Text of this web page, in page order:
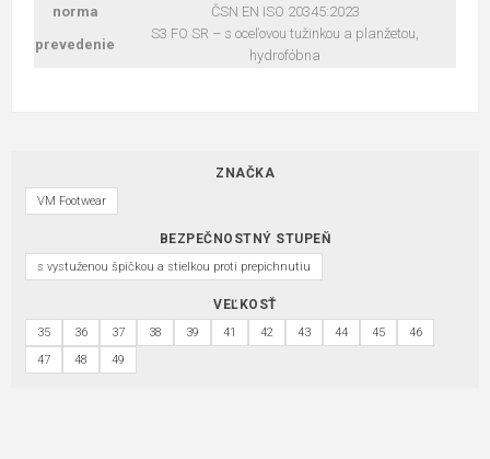
norma
ČSN EN ISO 20345:2023
prevedenie
S3 FO SR – s oceľovou tužinkou a planžetou,
hydrofóbna
ZNAČKA
VM Footwear
BEZPEČNOSTNÝ STUPEŇ
s vystuženou špičkou a stielkou proti prepichnutiu
VEĽKOSŤ
35 36 37 38 39 41 42 43 44 45
46
47
48 49